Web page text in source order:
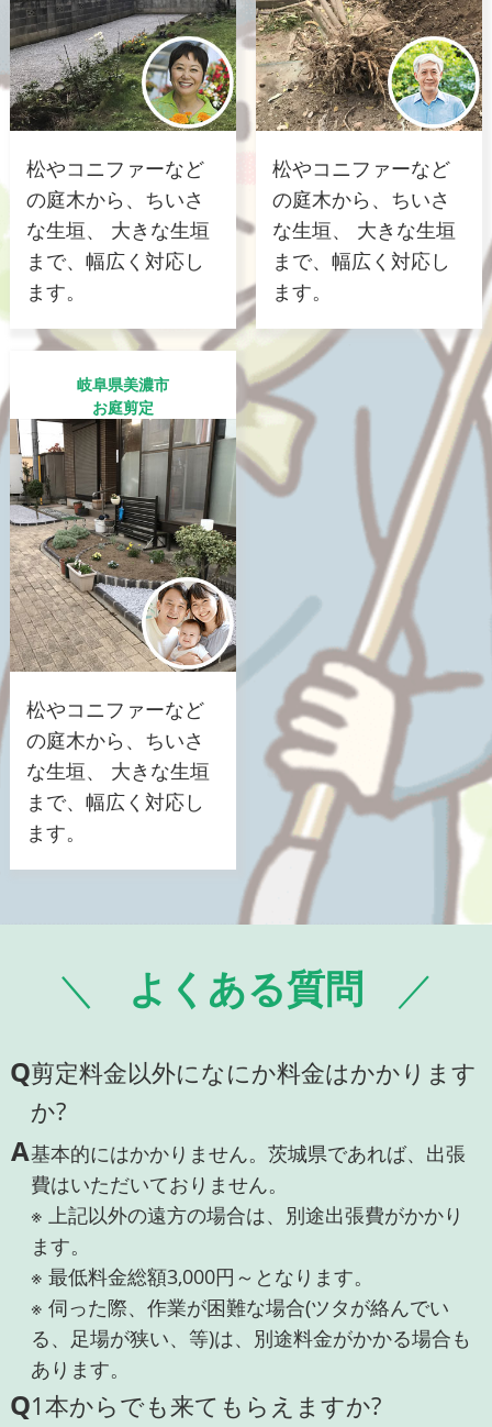
松やコニファーなど
の庭木から、ちいさ
な生垣、 大きな生垣
まで、幅広く対応し
ます。
松やコニファーなど
の庭木から、ちいさ
な生垣、 大きな生垣
まで、幅広く対応し
ます。
岐阜県美濃市
お庭剪定
松やコニファーなど
の庭木から、ちいさ
な生垣、 大きな生垣
まで、幅広く対応し
ます。
よくある質問
Q剪定料金以外になにか料金はかかります
か?
A基本的にはかかりません。茨城県であれば、出張
費はいただいておりません。
※ 上記以外の遠方の場合は、別途出張費がかかり
ます。
※ 最低料金総額3,000円～となります。
※ 伺った際、作業が困難な場合(ツタが絡んでい
る、足場が狭い、等)は、別途料金がかかる場合も
あります。
Q1本からでも来てもらえますか?